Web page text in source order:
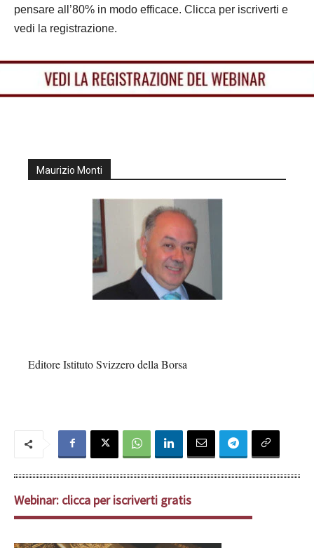
pensare all’80% in modo efficace. Clicca per iscriverti e
vedi la registrazione.
Maurizio Monti
Editore Istituto Svizzero della Borsa
Webinar: clicca per iscriverti gratis